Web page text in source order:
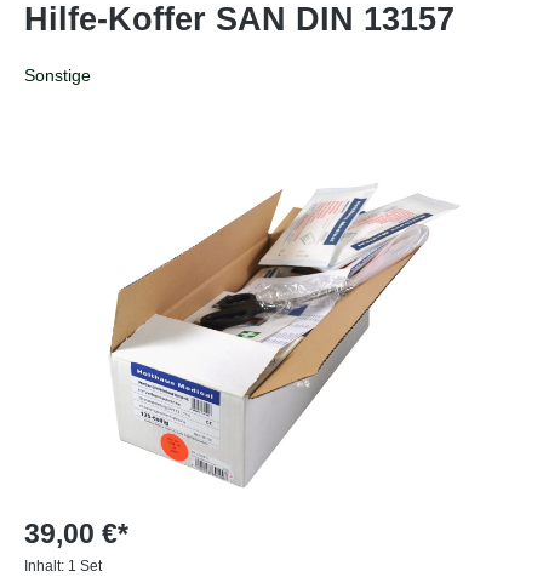
Hilfe-Koffer SAN DIN 13157
Sonstige
39,00 €*
Inhalt: 1 Set